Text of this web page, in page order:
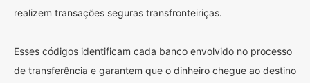
realizem transações seguras transfronteiriças.
Esses códigos identificam cada banco envolvido no processo
de transferência e garantem que o dinheiro chegue ao destino